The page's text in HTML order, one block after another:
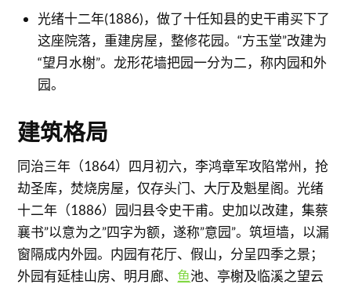
光绪十二年(1886)，做了十任知县的史干甫买下了
这座院落，重建房屋，整修花园。“方玉堂”改建为
“望月水榭”。龙形花墙把园一分为二，称内园和外
园。
建筑格局
同治三年（1864）四月初六，李鸿章军攻陷常州，抢
劫圣库，焚烧房屋，仅存头门、大厅及魁星阁。光绪
十二年（1886）园归县令史干甫。史加以改建，集蔡
襄书”以意为之”四字为额，遂称”意园”。筑垣墙，以漏
窗隔成内外园。内园有花厅、假山，分呈四季之景；
外园有延桂山房、明月廊、 鱼池、亭榭及临溪之望云